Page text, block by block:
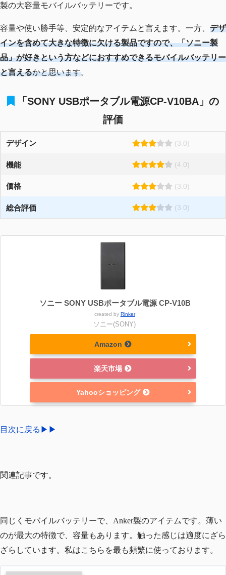
製の大容量モバイルバッテリーです。
容量や使い勝手等、安定的なアイテムと言えます。一方、 デザ
インを含めて大きな特徴に欠ける製品ですので、「ソニー製
品」が好きという方などにおすすめできるモバイルバッテリー
と言えるかと思います。
「SONY USBポータブル電源CP-V10BA」の
評価
デザイン (3.0)
機能 (4.0)
価格 (3.0)
総合評価 (3.0)
ソニー SONY USBポータブル電源 CP-V10B
created by Rinker
ソニー(SONY)
Amazon
楽天市場
Yahooショッピング
目次に戻る▶▶
関連記事です。
同じくモバイルバッテリーで、Anker製のアイテムです。薄い
のが最大の特徴で、容量もあります。触った感じは適度にざら
ざらしています。私はこちらを最も頻繁に使っております。